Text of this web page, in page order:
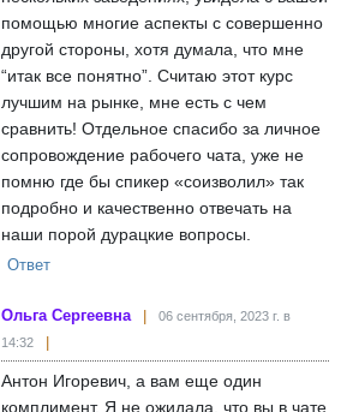
помощью многие аспекты с совершенно
другой стороны, хотя думала, что мне
“итак все понятно”. Считаю этот курс
лучшим на рынке, мне есть с чем
сравнить! Отдельное спасибо за личное
сопровождение рабочего чата, уже не
помню где бы спикер «соизволил» так
подробно и качественно отвечать на
наши порой дурацкие вопросы.
Ответ
Ольга Сергеевна
06 сентября, 2023 г. в
14:32
Антон Игоревич, а вам еще один
комплимент. Я не ожидала, что вы в чате